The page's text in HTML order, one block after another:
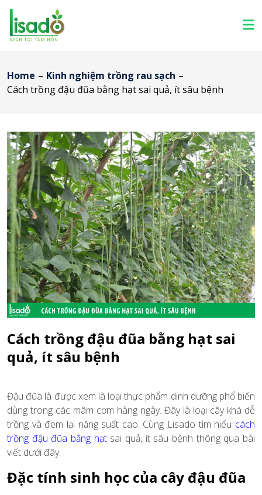
Home – Kinh nghiệm trồng rau sạch –
Cách trồng đậu đũa bằng hạt sai quả, ít sâu bệnh
Cách trồng đậu đũa bằng hạt sai
quả, ít sâu bệnh
Đậu đũa là được xem là loại thực phẩm dinh dưỡng phổ biến
dùng trong các mâm cơm hàng ngày. Đây là loại cây khá dễ
trồng và đem lại năng suất cao. Cùng Lisado tìm hiểu cách
trồng đậu đũa bằng hạtsai quả, ít sâu bệnh thông qua bài
viết dưới đây.
Đặc tính sinh học của cây đậu đũa